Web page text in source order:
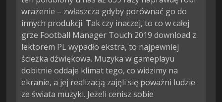
wrażenie – zwłaszcza gdyby porównać go do
innych produkcji. Tak czy inaczej, to co w całej
grze Football Manager Touch 2019 download z
lektorem PL wypadło ekstra, to najpewniej
ścieżka dźwiękowa. Muzyka w gameplayu
dobitnie oddaje klimat tego, co widzimy na
ekranie, a jej realizacją zajęli się poważni ludzie
ze świata muzyki. Jeżeli cenisz sobie